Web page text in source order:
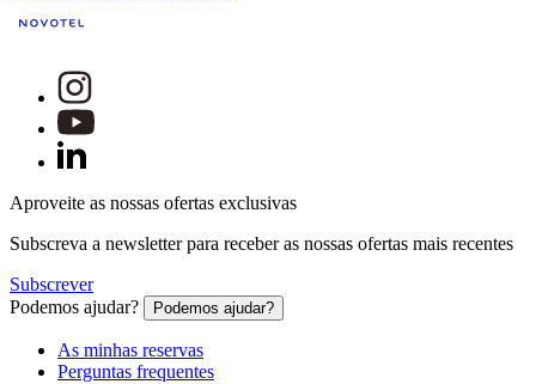
Aproveite as nossas ofertas exclusivas
Subscreva a newsletter para receber as nossas ofertas mais recentes
Subscrever
Podemos ajudar?
Podemos ajudar?
As minhas reservas
Perguntas frequentes